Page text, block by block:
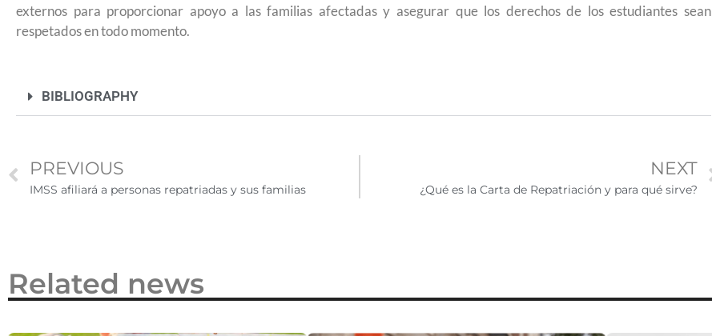
externos para proporcionar apoyo a las familias afectadas y asegurar que los derechos de los estudiantes sean
respetados en todo momento.
BIBLIOGRAPHY
PREVIOUS
IMSS afiliará a personas repatriadas y sus familias
NEXT
¿Qué es la Carta de Repatriación y para qué sirve?
para la ciudadanía estadounidense en primavera
2026
para el examen de naturalización en EUA
Related news